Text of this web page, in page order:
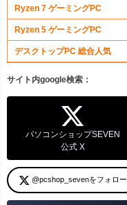
Ryzen 7 ゲーミングPC
Ryzen 5 ゲーミングPC
デスクトップPC 総合人気
サイト内google検索：
パソコンショップSEVEN
公式 X
@pcshop_sevenをフォロー